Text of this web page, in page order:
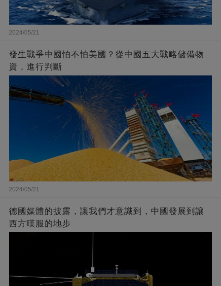
2024/05/21
發生戰爭中國怕不怕美國？從中國五大戰略儲備物
資，進行判斷
2024/05/21
德國媒體的披露，讓我們才意識到，中國發展到讓
西方嘆服的地步